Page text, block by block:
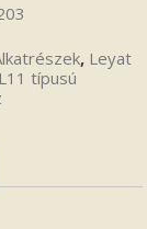
, Leyat
típusú